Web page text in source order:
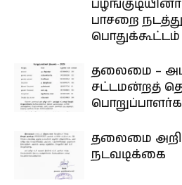
பழங்குடியினர்
பாசறை
பொதுக்கூட்டம்
தலைமை –
சட்டமன்றத்
தலைமை
நடவடிக்கை